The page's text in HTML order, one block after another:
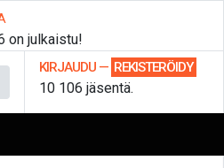
on julkaistu!
KIRJAUDU — REKISTERÖIDY
10 106 jäsentä.